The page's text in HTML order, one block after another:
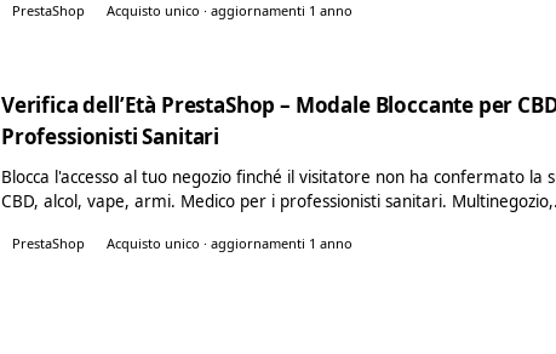
PrestaShop Acquisto unico · aggiornamenti 1 anno
Verifica dell’Età PrestaShop – Modale Bloccante per
Professionisti Sanitari
Blocca l'accesso al tuo negozio finché il visitatore non ha confermato la
CBD, alcol, vape, armi. Medico per i professionisti sanitari.
PrestaShop Acquisto unico · aggiornamenti 1 anno